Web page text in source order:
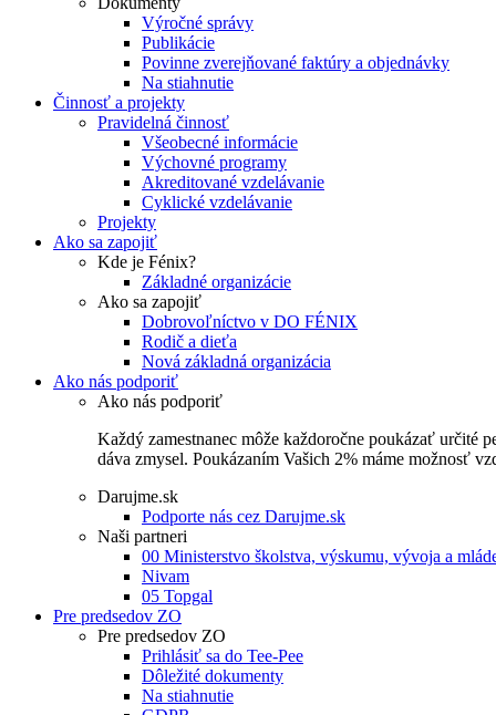
Výročné správy
Publikácie
Povinne zverejňované faktúry a objednávky
Na stiahnutie
Činnosť a projekty
Pravidelná činnosť
Všeobecné informácie
Výchovné programy
Akreditované vzdelávanie
Cyklické vzdelávanie
Projekty
Ako sa zapojiť
Kde je Fénix?
Základné organizácie
Ako sa zapojiť
Dobrovoľníctvo v DO FÉNIX
Rodič a dieťa
Nová základná organizácia
Ako nás podporiť
Ako nás podporiť
Každý zamestnanec môže každoročne poukázať určité
dáva zmysel. Poukázaním Vašich 2% máme možnosť
Darujme.sk
Podporte nás cez Darujme.sk
Naši partneri
00 Ministerstvo školstva, výskumu, vývoja a
Nivam
05 Topgal
Pre predsedov ZO
Pre predsedov ZO
Prihlásiť sa do Tee-Pee
Dôležité dokumenty
Na stiahnutie